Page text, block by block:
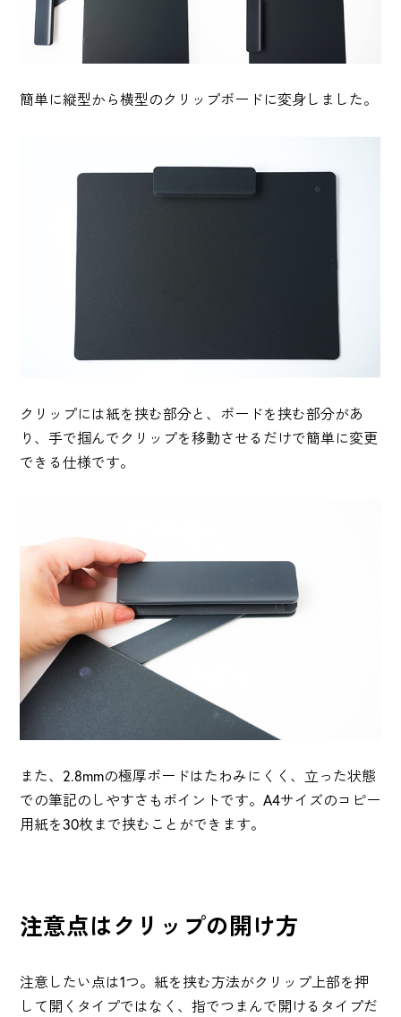
簡単に縦型から横型のクリップボードに変身しました。
クリップには紙を挟む部分と、ボードを挟む部分があ
り、手で掴んでクリップを移動させるだけで簡単に変更
できる仕様です。
また、2.8mmの極厚ボードはたわみにくく、立った状態
での筆記のしやすさもポイントです。A4サイズのコピー
用紙を30枚まで挟むことができます。
注意点はクリップの開け方
注意したい点は1つ。紙を挟む方法がクリップ上部を押
して開くタイプではなく、指でつまんで開けるタイプだ